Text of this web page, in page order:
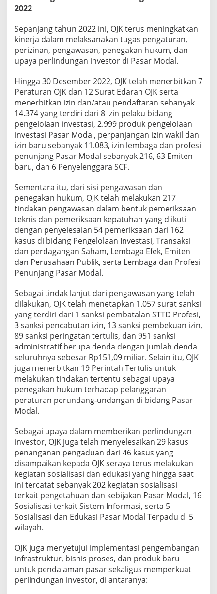
2022
Sepanjang tahun 2022 ini, OJK terus meningkatkan
kinerja dalam melaksanakan tugas pengaturan,
perizinan, pengawasan, penegakan hukum, dan
upaya perlindungan investor di Pasar Modal.
Hingga 30 Desember 2022, OJK telah menerbitkan 7
Peraturan OJK dan 12 Surat Edaran OJK serta
menerbitkan izin dan/atau pendaftaran sebanyak
14.374 yang terdiri dari 8 izin pelaku bidang
pengelolaan investasi, 2.999 produk pengelolaan
investasi Pasar Modal, perpanjangan izin wakil dan
izin baru sebanyak 11.083, izin lembaga dan profesi
penunjang Pasar Modal sebanyak 216, 63 Emiten
baru, dan 6 Penyelenggara SCF.
Sementara itu, dari sisi pengawasan dan
penegakan hukum, OJK telah melakukan 217
tindakan pengawasan dalam bentuk pemeriksaan
teknis dan pemeriksaan kepatuhan yang diikuti
dengan penyelesaian 54 pemeriksaan dari 162
kasus di bidang Pengelolaan Investasi, Transaksi
dan perdagangan Saham, Lembaga Efek, Emiten
dan Perusahaan Publik, serta Lembaga dan Profesi
Penunjang Pasar Modal.
Sebagai tindak lanjut dari pengawasan yang telah
dilakukan, OJK telah menetapkan 1.057 surat sanksi
yang terdiri dari 1 sanksi pembatalan STTD Profesi,
3 sanksi pencabutan izin, 13 sanksi pembekuan izin,
89 sanksi peringatan tertulis, dan 951 sanksi
administratif berupa denda dengan jumlah denda
seluruhnya sebesar Rp151,09 miliar. Selain itu, OJK
juga menerbitkan 19 Perintah Tertulis untuk
melakukan tindakan tertentu sebagai upaya
penegakan hukum terhadap pelanggaran
peraturan perundang-undangan di bidang Pasar
Modal.
Sebagai upaya dalam memberikan perlindungan
investor, OJK juga telah menyelesaikan 29 kasus
penanganan pengaduan dari 46 kasus yang
disampaikan kepada OJK seraya terus melakukan
kegiatan sosialisasi dan edukasi yang hingga saat
ini tercatat sebanyak 202 kegiatan sosialisasi
terkait pengetahuan dan kebijakan Pasar Modal, 16
Sosialisasi terkait Sistem Informasi, serta 5
Sosialisasi dan Edukasi Pasar Modal Terpadu di 5
wilayah.
OJK juga menyetujui implementasi pengembangan
infrastruktur, bisnis proses, dan produk baru
untuk pendalaman pasar sekaligus memperkuat
perlindungan investor, di antaranya: